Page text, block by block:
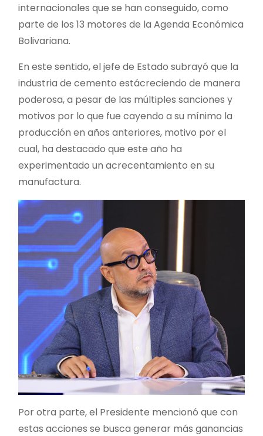
internacionales que se han conseguido, como
parte de los 13 motores de la Agenda Económica
Bolivariana.
En este sentido, el jefe de Estado subrayó que la
industria de cemento estácreciendo de manera
poderosa, a pesar de las múltiples sanciones y
motivos por lo que fue cayendo a su mínimo la
producción en años anteriores, motivo por el
cual, ha destacado que este año ha
experimentado un acrecentamiento en su
manufactura.
Por otra parte, el Presidente mencionó que con
estas acciones se busca generar más ganancias